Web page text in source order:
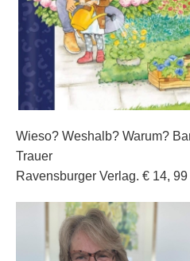
Wieso? Weshalb? Warum?
Trauer
Ravensburger Verlag. € 14, 99